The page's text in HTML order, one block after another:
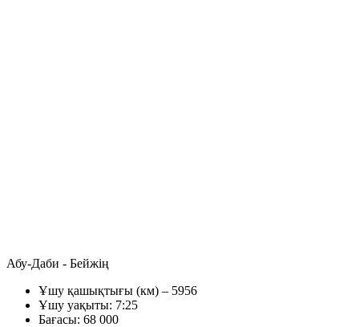
Абу-Даби - Бейжің
Ұшу қашықтығы (км) – 5956
Ұшу уақыты: 7:25
Бағасы: 68 000